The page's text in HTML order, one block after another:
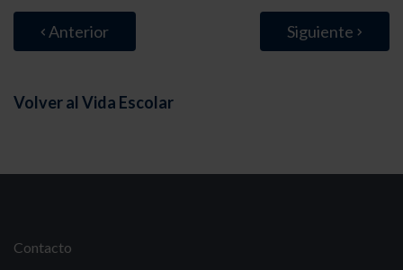
Anterior Siguiente
Volver al Vida Escolar
Contacto